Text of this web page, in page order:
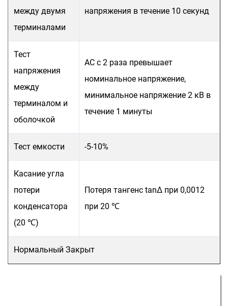
между двумя
терминалами
напряжения в течение 10 секунд
Тест
напряжения
между
терминалом и
оболочкой
AC с 2 раза превышает
номинальное напряжение,
минимальное напряжение 2 кВ в
течение 1 минуты
Тест емкости -5-10%
Касание угла
потери
конденсатора
(20 ℃)
Потеря тангенс tanΔ при 0,0012
при 20 ℃
Нормальный Закрыт